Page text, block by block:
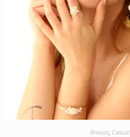
Brincos, Casual